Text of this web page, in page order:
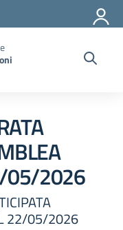
05/2026
22/05/2026